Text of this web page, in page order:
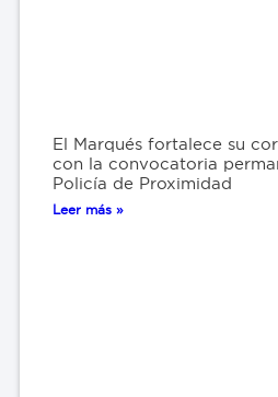
El Marqués fortalece su
con la convocatoria
Policía de Proximidad
Leer más »